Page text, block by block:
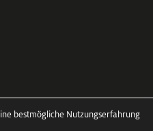
bestmögliche Nutzungserfahrung